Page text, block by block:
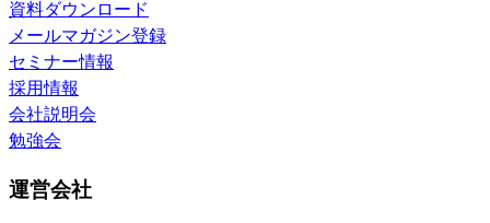
資料ダウンロード
メールマガジン登録
セミナー情報
採用情報
会社説明会
勉強会
運営会社